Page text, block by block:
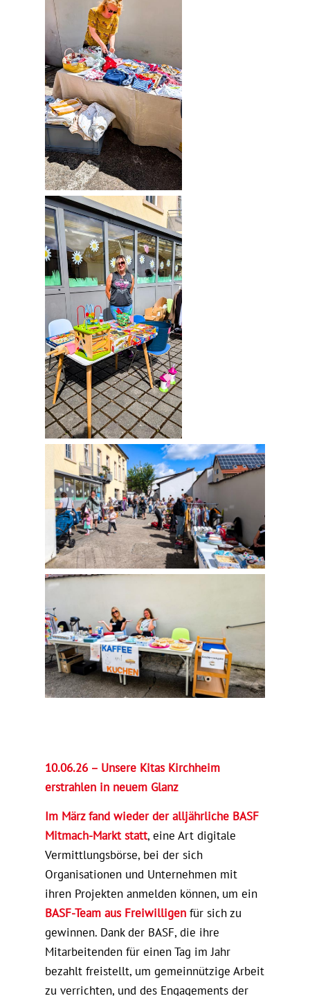
10.06.26 – Unsere Kitas Kirchheim
erstrahlen in neuem Glanz
Im März fand wieder der alljährliche BASF
Mitmach-Markt statt, eine Art digitale
Vermittlungsbörse, bei der sich
Organisationen und Unternehmen mit
ihren Projekten anmelden können, um ein
BASF-Team aus Freiwilligenfür sich zu
gewinnen. Dank der BASF, die ihre
Mitarbeitenden für einen Tag im Jahr
bezahlt freistellt, um gemeinnützige Arbeit
zu verrichten, und des Engagements der